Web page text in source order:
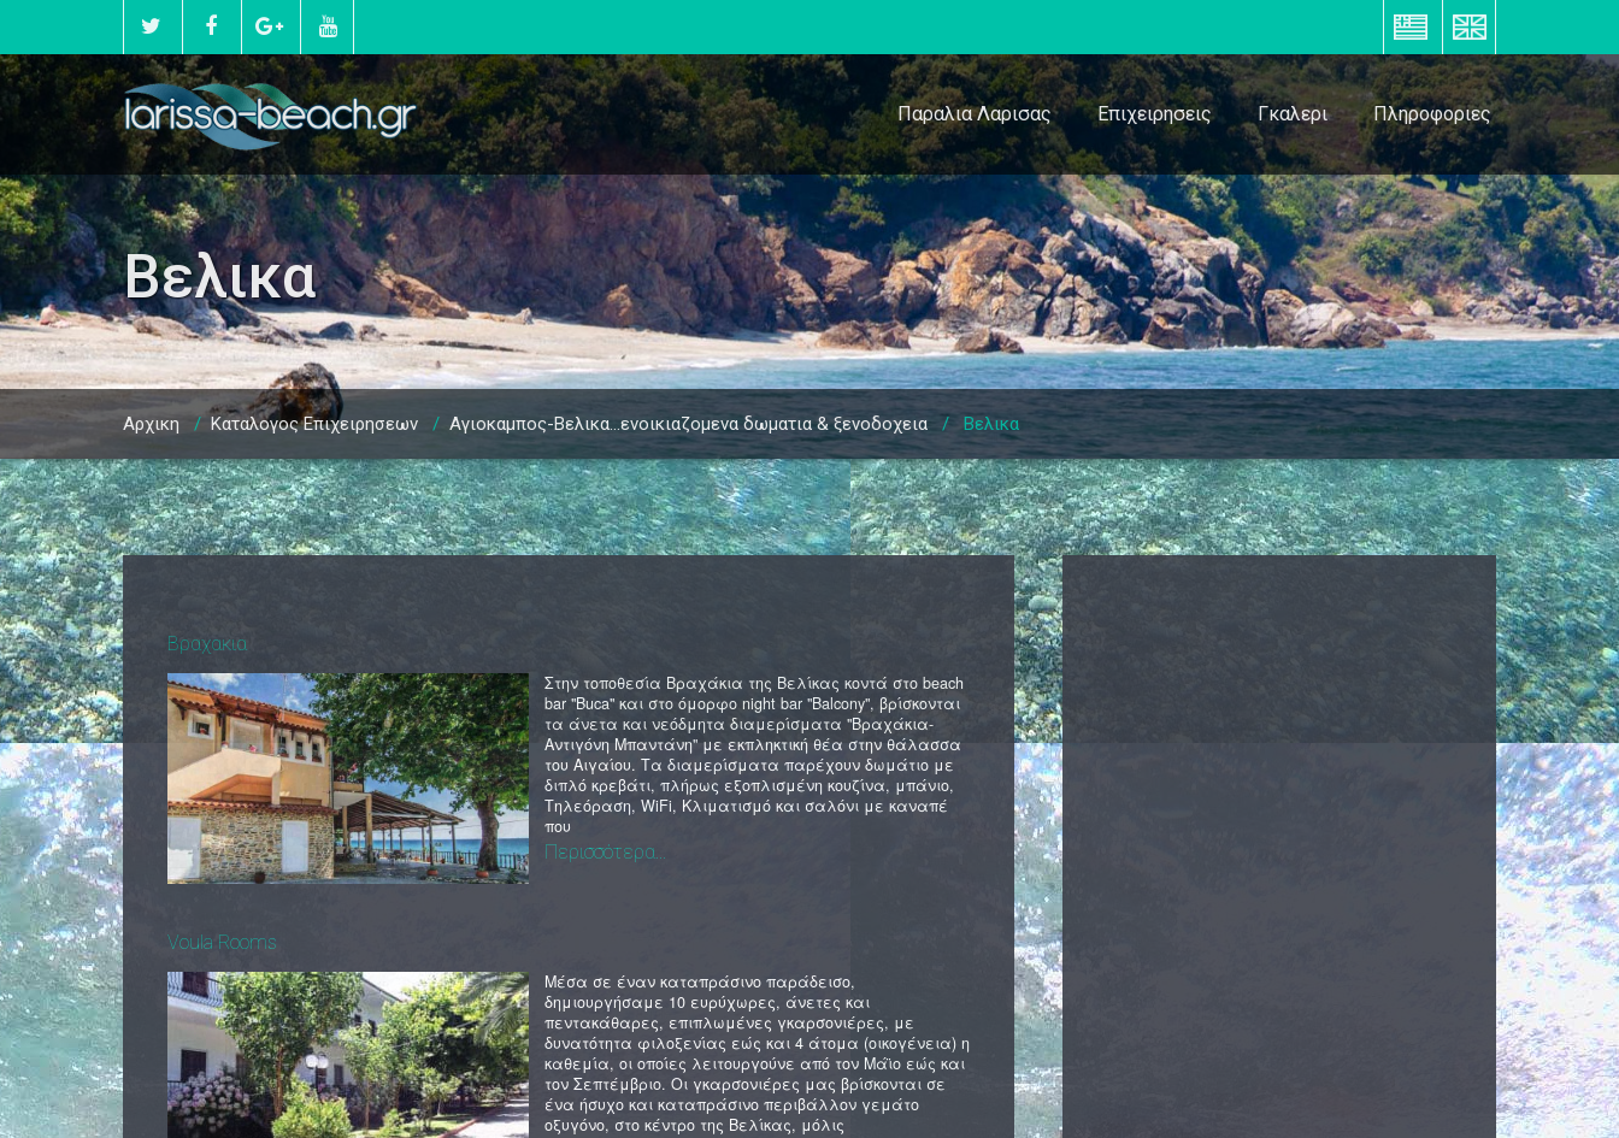
ΕΛ EN
Παραλια Λαρισας Επιχειρησεις Γκαλερι Πληροφοριες
Βελικα
Αρχικη / Καταλογος Επιχειρησεων / Αγιοκαμπος-Βελικα…ενοικιαζομενα δωματια & ξενοδοχεια / Βελικα
Βραχακια
Στην τοποθεσία Βραχάκια της Βελίκας κοντά στο beach
bar "Buca" και στο όμορφο night bar "Balcony", βρίσκονται
τα άνετα και νεόδμητα διαμερίσματα "Βραχάκια-
Αντιγόνη Μπαντάνη" με εκπληκτική θέα στην θάλασσα
του Αιγαίου. Τα διαμερίσματα παρέχουν δωμάτιο με
διπλό κρεβάτι, πλήρως εξοπλισμένη κουζίνα, μπάνιο,
Τηλεόραση, WiFi, Κλιματισμό και σαλόνι με καναπέ
που
Περισσότερα...
Voula Rooms
Μέσα σε έναν καταπράσινο παράδεισο,
δημιουργήσαμε 10 ευρύχωρες, άνετες και
πεντακάθαρες, επιπλωμένες γκαρσονιέρες, με
δυνατότητα φιλοξενίας εώς και 4 άτομα (οικογένεια) η
καθεμία, οι οποίες λειτουργούνε από τον Μάϊο εώς και
τον Σεπτέμβριο. Οι γκαρσονιέρες μας βρίσκονται σε
ένα ήσυχο και καταπράσινο περιβάλλον γεμάτο
οξυγόνο, στο κέντρο της Βελίκας, μόλις